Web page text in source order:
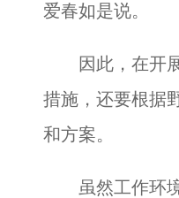
爱春如是说。
因此，在开展
措施，还要根据
和方案。
虽然工作环境